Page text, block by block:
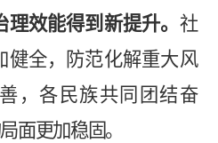
理效能得到新提升。 社
健全，防范化解重大风
，各民族共同团结奋
面更加稳固。